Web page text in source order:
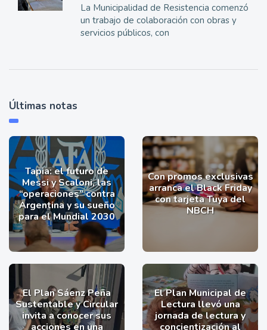
La Municipalidad de Resistencia comenzó
un trabajo de colaboración con obras y
servicios públicos, con
Últimas notas
Tapia: el futuro de
Messi y Scaloni, las
“operaciones” contra
Argentina y su sueño
para el Mundial 2030
Con promos exclusivas
arranca el Black Friday
con tarjeta Tuya del
NBCH
El Plan Sáenz Peña
Sustentable y Circular
invita a conocer sus
acciones en una
El Plan Municipal de
Lectura llevó una
jornada de lectura y
concientización al